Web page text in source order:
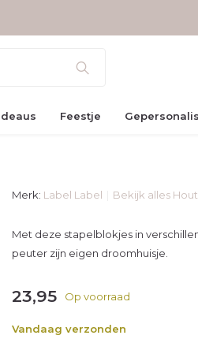
verzonden
Feestje
Merk: Label Label Bekijk alles
Met deze stapelblokjes in
peuter zijn eigen droomhuisje.
23,95 Op voorraad
Vandaag verzonden